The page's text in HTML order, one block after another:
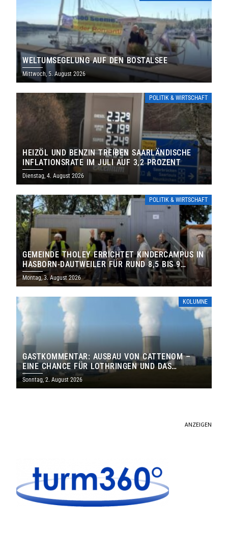
WELTUMSEGELUNG AUF DEN BOSTALSEE
Mittwoch, 5. August 2026
POLITIK & WIRTSCHAFT
HEIZÖL UND BENZIN TREIBEN SAARLÄNDISCHE
INFLATIONSRATE IM JULI AUF 3,2 PROZENT
Dienstag, 4. August 2026
POLITIK & WIRTSCHAFT
GEMEINDE THOLEY ERRICHTET KINDERCAMPUS IN
HASBORN-DAUTWEILER FÜR RUND 8,5 BIS 9
MILLIONEN EURO
Montag, 3. August 2026
KOLUMNE
GASTKOMMENTAR: AUSBAU VON CATTENOM –
EINE CHANCE FÜR LOTHRINGEN UND DAS
SAARLAND
Sonntag, 2. August 2026
ANZEIGEN